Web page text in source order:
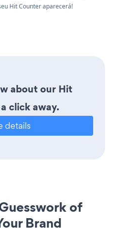
Hit Counter aparecerá!
about our Hit
click away.
details
of
Brand